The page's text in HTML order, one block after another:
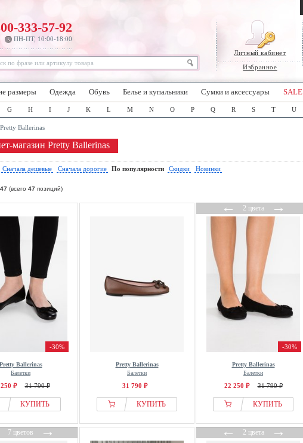
Личный кабинет
Избранное
333-57-92
ПН-ПТ, 10:00-18:00
размеры Одежда Обувь Белье и купальники Сумки и аксессуары SALE
G H I J K L M N O P Q R S T U
Pretty Ballerinas
магазин Pretty Ballerinas
Сначала дешевые Сначала дорогие По популярности Скидки Новинки
47 (всего 47 позиций)
-30%
Ballerinas
Балетки
₽ 31 790 ₽
КУПИТЬ
Pretty Ballerinas
Балетки
31 790 ₽
КУПИТЬ
←2 цвета→
-30%
Pretty Ballerinas
Балетки
22 250 ₽ 31 790 ₽
КУПИТЬ
7 цветов→ ←2 цвета→